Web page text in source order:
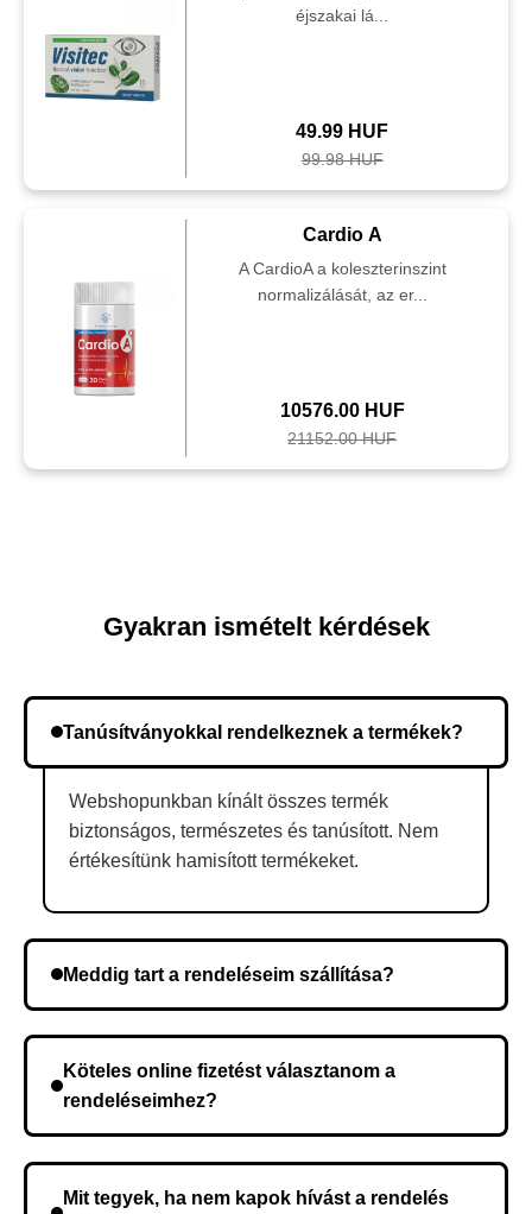
éjszakai lá...
49.99 HUF
99.98 HUF
Cardio A
A CardioA a koleszterinszint
normalizálását, az er...
10576.00 HUF
21152.00 HUF
Gyakran ismételt kérdések
Tanúsítványokkal rendelkeznek a termékek?
Webshopunkban kínált összes termék
biztonságos, természetes és tanúsított. Nem
értékesítünk hamisított termékeket.
Meddig tart a rendeléseim szállítása?
kerül, és ez az időtartam függ a szállítási címtől.
Köteles online fizetést választanom a
rendeléseimhez?
Mit tegyek, ha nem kapok hívást a rendelés